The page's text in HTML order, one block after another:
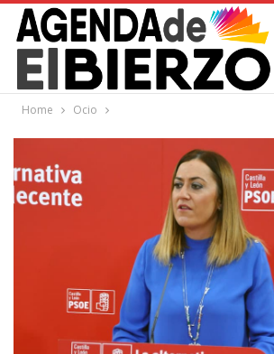
Home Ocio